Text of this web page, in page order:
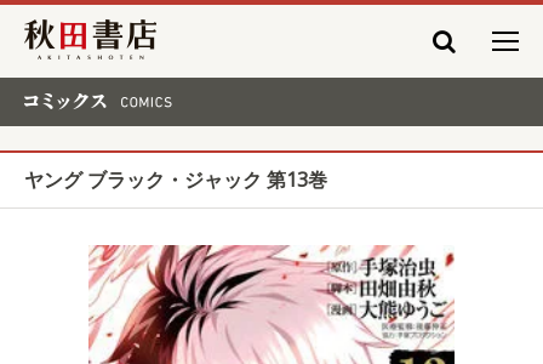
秋田書店
ヤング ブラック・ジャック 第13巻